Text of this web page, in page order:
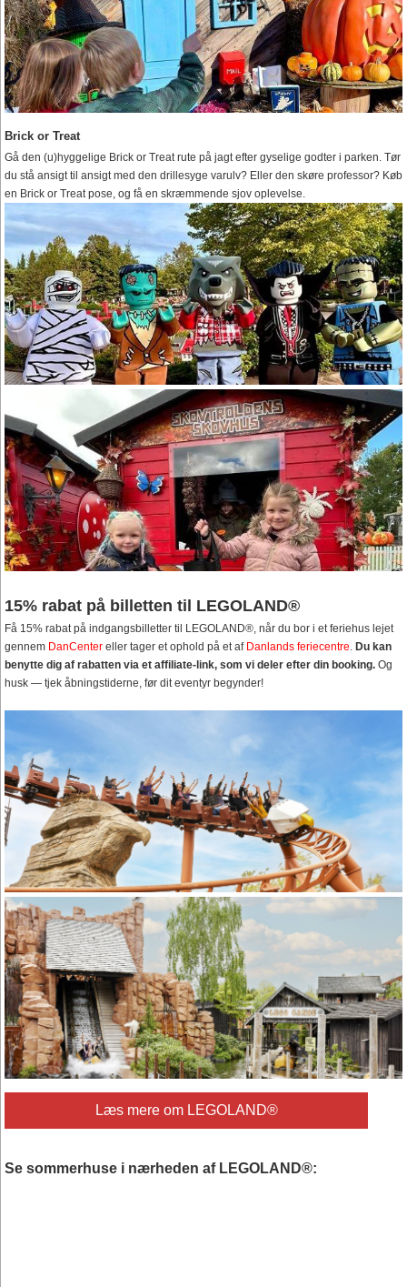
Brick or Treat
Gå den (u)hyggelige Brick or Treat rute på jagt efter gyselige godter i parken. Tør
du stå ansigt til ansigt med den drillesyge varulv? Eller den skøre professor? Køb
en Brick or Treat pose, og få en skræmmende sjov oplevelse.
15% rabat på billetten til LEGOLAND®
Få 15% rabat på indgangsbilletter til LEGOLAND®, når du bor i et feriehus lejet
gennem DanCenter eller tager et ophold på et af Danlands feriecentre. Du kan
benytte dig af rabatten via et affiliate-link, som vi deler efter din booking. Og
husk — tjek åbningstiderne, før dit eventyr begynder!
Læs mere om LEGOLAND®
Se sommerhuse i nærheden af LEGOLAND®: